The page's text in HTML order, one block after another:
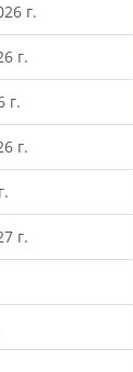
г.
г.
г.
г.
г.